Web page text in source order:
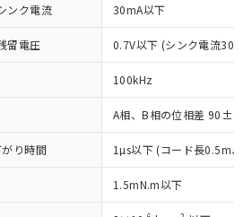
ンク電流 30mA以下
留電圧 0.7V以下 (シンク電流
100kHz
A相、B相の位相差
り時間 1µs以下 (コード長0.5m、
1.5mN.m以下
EU RoHS指令（10物質）の
した製品が提供可能な商品で